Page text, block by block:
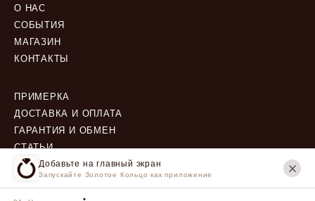
Добавьте на главный экран
Запускайте Золотое Кольцо как приложение
О НАС
СОБЫТИЯ
МАГАЗИН
КОНТАКТЫ
ПРИМЕРКА
ДОСТАВКА И ОПЛАТА
ГАРАНТИЯ И ОБМЕН
СТАТЬИ
ПОЛИТИКА КОНФИДЕНЦИАЛЬНОСТИ